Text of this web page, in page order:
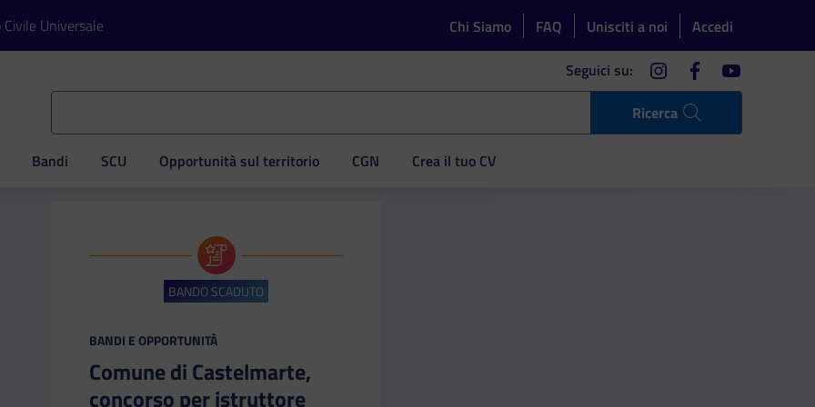
Universale Chi Siamo FAQ Unisciti a noi Accedi
Ricerca
Seguici su: instagramfacebookyoutube
Bandi SCU Opportunità sul territorio CGN Crea il tuo CV
BANDO SCADUTO
CATEGORIA:
BANDI E OPPORTUNITÀ
Comune di Castelmarte,
concorso per istruttore